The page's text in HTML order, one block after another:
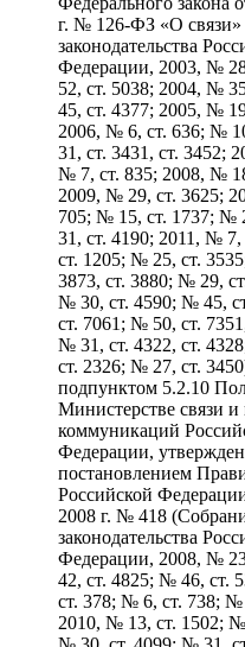
г. № 126-ФЗ «О
законодательства
Федерации, 2003, №
52, ст. 5038; 2004, №
45, ст. 4377; 2005, №
2006, № 6, ст. 636; №
31, ст. 3431, ст. 3452;
№ 7, ст. 835; 2008, №
2009, № 29, ст. 3625;
705; № 15, ст. 1737; №
31, ст. 4190; 2011, №
ст. 1205; № 25, ст.
3873, ст. 3880; № 29,
№ 30, ст. 4590; № 45,
ст. 7061; № 50, ст.
№ 31, ст. 4322, ст.
ст. 2326; № 27, ст.
подпунктом 5.2.10
Министерстве связи
коммуникаций
Федерации,
постановлением
Российской
2008 г. № 418
законодательства
Федерации, 2008, №
42, ст. 4825; № 46, ст.
ст. 378; № 6, ст. 738; №
2010, № 13, ст. 1502; №